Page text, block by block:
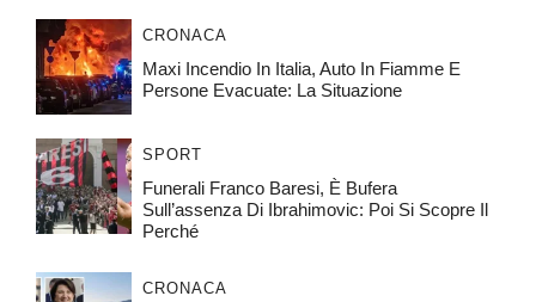
CRONACA
Maxi Incendio In Italia, Auto In Fiamme E
Persone Evacuate: La Situazione
SPORT
Funerali Franco Baresi, È Bufera
Sull’assenza Di Ibrahimovic: Poi Si Scopre Il
Perché
CRONACA